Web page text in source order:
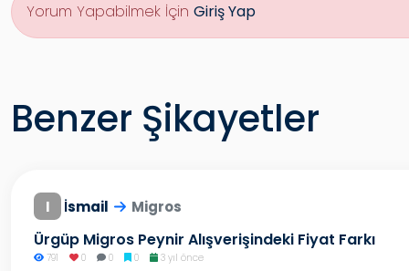
Yorum Yapabilmek İçin Giriş Yap
Benzer Şikayetler
I İsmail Migros
Ürgüp Migros Peynir Alışverişindeki Fiyat Farkı
791 0 0 0 3 yıl önce